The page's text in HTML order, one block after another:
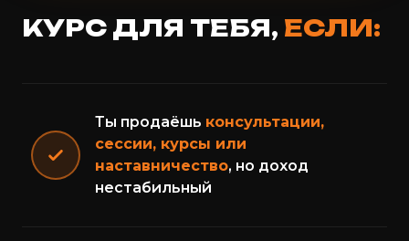
КУРС ДЛЯ ТЕБЯ, ЕСЛИ:
Ты продаёшь консультации,
сессии, курсы или
наставничество, но доход
нестабильный